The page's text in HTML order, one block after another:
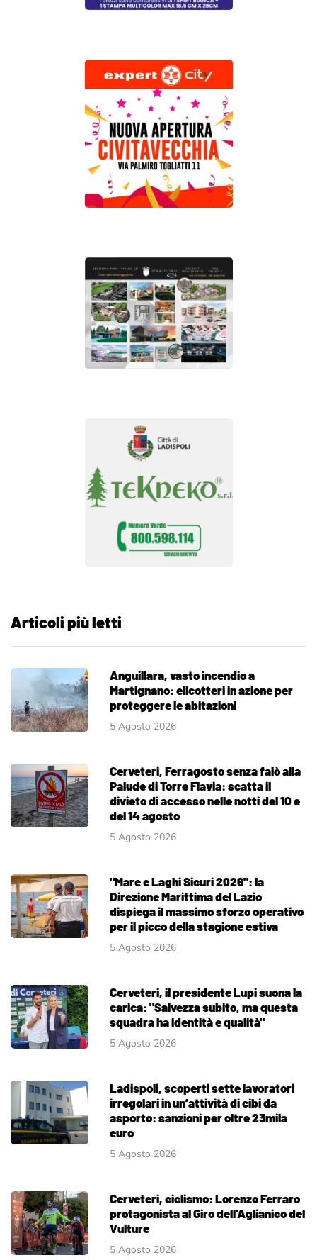
Articoli più letti
Anguillara, vasto incendio a
Martignano: elicotteri in azione per
proteggere le abitazioni
5 Agosto 2026
Cerveteri, Ferragosto senza falò alla
Palude di Torre Flavia: scatta il
divieto di accesso nelle notti del 10 e
del 14 agosto
5 Agosto 2026
"Mare e Laghi Sicuri 2026": la
Direzione Marittima del Lazio
dispiega il massimo sforzo operativo
per il picco della stagione estiva
5 Agosto 2026
Cerveteri, il presidente Lupi suona la
carica: "Salvezza subito, ma questa
squadra ha identità e qualità"
5 Agosto 2026
Ladispoli, scoperti sette lavoratori
irregolari in un’attività di cibi da
asporto: sanzioni per oltre 23mila
euro
5 Agosto 2026
Cerveteri, ciclismo: Lorenzo Ferraro
protagonista al Giro dell’Aglianico del
Vulture
5 Agosto 2026